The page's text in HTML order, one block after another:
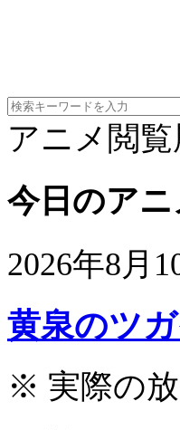
アニメ閲
今日のアニ
2026年8月
黄泉のツ
※ 実際の